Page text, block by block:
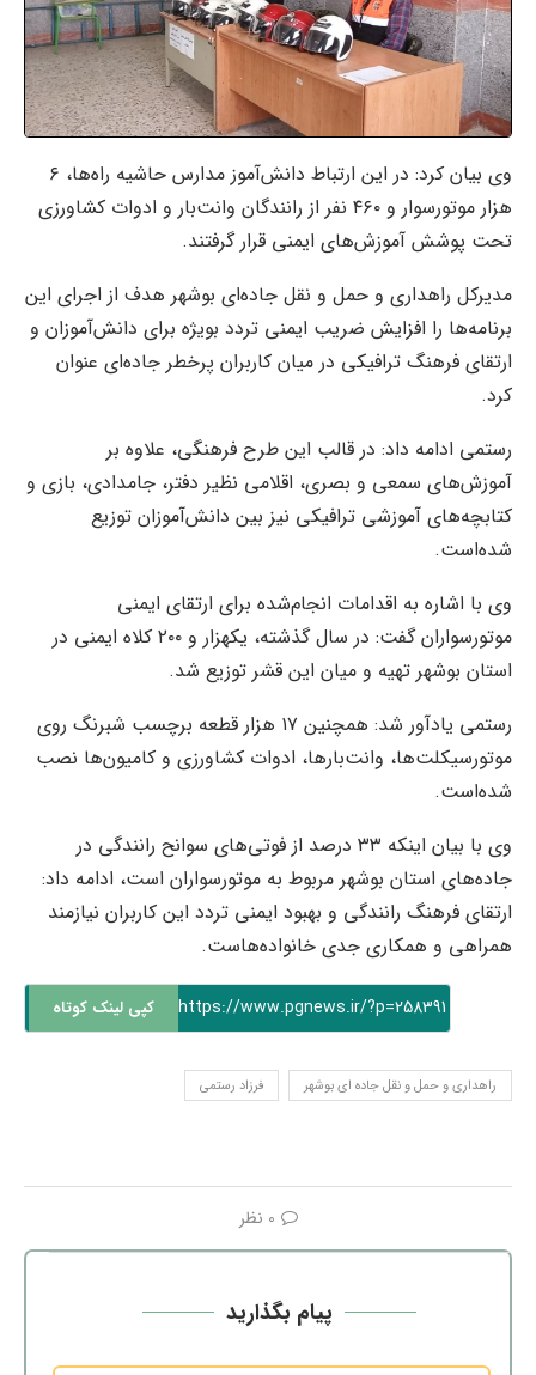
وی بیان کرد: در این ارتباط دانش‌آموز مدارس حاشیه راه‌ها، ۶
هزار موتورسوار و ۴۶۰ نفر از رانندگان وانت‌بار و ادوات کشاورزی
تحت پوشش آموزش‌های ایمنی قرار گرفتند.
مدیرکل راهداری و حمل و نقل جاده‌ای بوشهر هدف از اجرای این
برنامه‌ها را افزایش ضریب ایمنی تردد بویژه برای دانش‌آموزان و
ارتقای فرهنگ ترافیکی در میان کاربران پرخطر جاده‌ای عنوان
کرد.
رستمی ادامه داد: در قالب این طرح فرهنگی، علاوه بر
آموزش‌های سمعی و بصری، اقلامی نظیر دفتر، جامدادی، بازی و
کتابچه‌های آموزشی ترافیکی نیز بین دانش‌آموزان توزیع
شده‌است.
وی با اشاره به اقدامات انجام‌شده برای ارتقای ایمنی
موتورسواران گفت: در سال گذشته، یکهزار و ۲۰۰ کلاه ایمنی در
استان بوشهر تهیه و میان این قشر توزیع شد.
رستمی یادآور شد: همچنین ۱۷ هزار قطعه برچسب شبرنگ روی
موتورسیکلت‌ها، وانت‌بارها، ادوات کشاورزی و کامیون‌ها نصب
شده‌است.
وی با بیان اینکه ۳۳ درصد از فوتی‌های سوانح رانندگی در
جاده‌های استان بوشهر مربوط به موتورسواران است، ادامه داد:
ارتقای فرهنگ رانندگی و بهبود ایمنی تردد این کاربران نیازمند
همراهی و همکاری جدی خانواده‌هاست.
https://www.pgnews.ir/?p=258391 کپی لینک کوتاه
راهداری و حمل و نقل جاده ای بوشهر فرزاد رستمی
0 نظر
پیام بگذارید